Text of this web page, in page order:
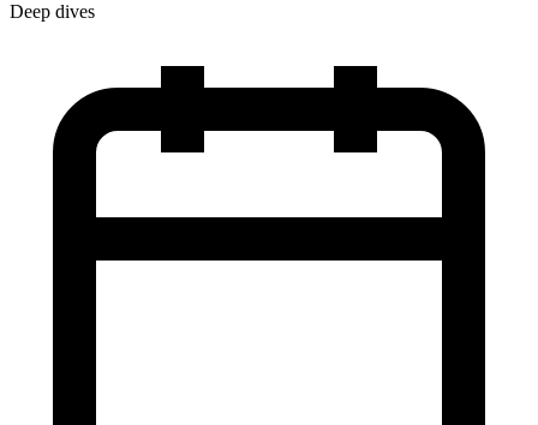
Deep dives